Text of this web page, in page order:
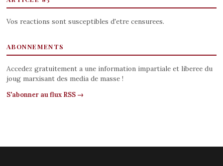
Vos reactions sont susceptibles d'etre censurees.
ABONNEMENTS
Accedez gratuitement a une information impartiale et liberee du
joug marxisant des media de masse !
S'abonner au flux RSS →